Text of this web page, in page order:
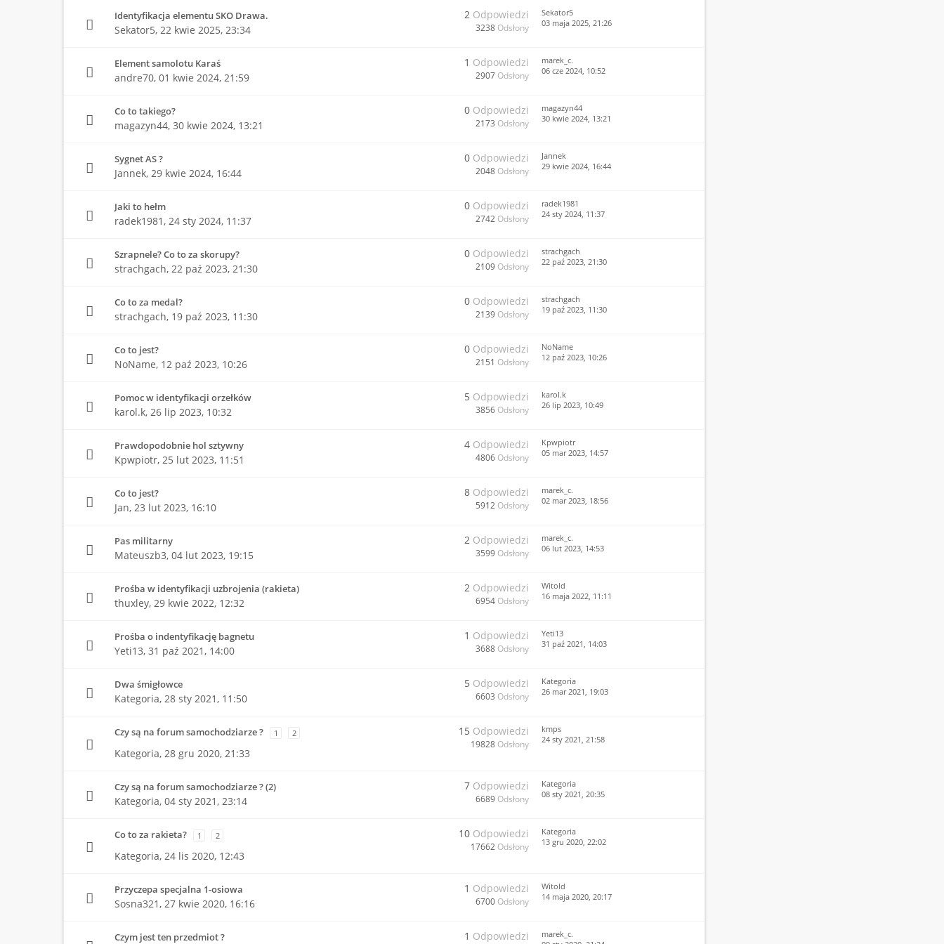
Identyfikacja elementu SKO Drawa.
Sekator5, 22 kwie 2025, 23:34
2 Odpowiedzi
3238 Odsłony
Sekator5
03 maja 2025, 21:26
Element samolotu Karaś
andre70, 01 kwie 2024, 21:59
1 Odpowiedzi
2907 Odsłony
marek_c.
06 cze 2024, 10:52
Co to takiego?
magazyn44, 30 kwie 2024, 13:21
0 Odpowiedzi
2173 Odsłony
magazyn44
30 kwie 2024, 13:21
Sygnet AS ?
Jannek, 29 kwie 2024, 16:44
0 Odpowiedzi
2048 Odsłony
Jannek
29 kwie 2024, 16:44
Jaki to hełm
radek1981, 24 sty 2024, 11:37
0 Odpowiedzi
2742 Odsłony
radek1981
24 sty 2024, 11:37
Szrapnele? Co to za skorupy?
strachgach, 22 paź 2023, 21:30
0 Odpowiedzi
2109 Odsłony
strachgach
22 paź 2023, 21:30
Co to za medal?
strachgach, 19 paź 2023, 11:30
0 Odpowiedzi
2139 Odsłony
strachgach
19 paź 2023, 11:30
Co to jest?
NoName, 12 paź 2023, 10:26
0 Odpowiedzi
2151 Odsłony
NoName
12 paź 2023, 10:26
Pomoc w identyfikacji orzełków
karol.k, 26 lip 2023, 10:32
5 Odpowiedzi
3856 Odsłony
karol.k
26 lip 2023, 10:49
Prawdopodobnie hol sztywny
Kpwpiotr, 25 lut 2023, 11:51
4 Odpowiedzi
4806 Odsłony
Kpwpiotr
05 mar 2023, 14:57
Co to jest?
Jan, 23 lut 2023, 16:10
8 Odpowiedzi
5912 Odsłony
marek_c.
02 mar 2023, 18:56
Pas militarny
Mateuszb3, 04 lut 2023, 19:15
2 Odpowiedzi
3599 Odsłony
marek_c.
06 lut 2023, 14:53
Prośba w identyfikacji uzbrojenia (rakieta)
thuxley, 29 kwie 2022, 12:32
2 Odpowiedzi
6954 Odsłony
Witold
16 maja 2022, 11:11
Prośba o indentyfikację bagnetu
Yeti13, 31 paź 2021, 14:00
1 Odpowiedzi
3688 Odsłony
Yeti13
31 paź 2021, 14:03
Dwa śmigłowce
Kategoria, 28 sty 2021, 11:50
5 Odpowiedzi
6603 Odsłony
Kategoria
26 mar 2021, 19:03
Czy są na forum samochodziarze ? 1 2
Kategoria, 28 gru 2020, 21:33
15 Odpowiedzi
19828 Odsłony
kmps
24 sty 2021, 21:58
Czy są na forum samochodziarze ? (2)
Kategoria, 04 sty 2021, 23:14
7 Odpowiedzi
6689 Odsłony
Kategoria
08 sty 2021, 20:35
Co to za rakieta? 1 2
Kategoria, 24 lis 2020, 12:43
10 Odpowiedzi
17662 Odsłony
Kategoria
13 gru 2020, 22:02
Przyczepa specjalna 1-osiowa
Sosna321, 27 kwie 2020, 16:16
1 Odpowiedzi
6700 Odsłony
Witold
14 maja 2020, 20:17
Czym jest ten przedmiot ? 1 Odpowiedzi
marek_c.